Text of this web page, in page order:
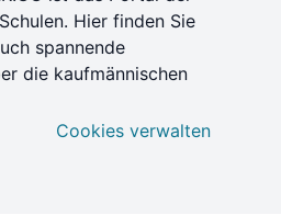
Hier finden Sie
spannende
die kaufmännischen
Cookies verwalten